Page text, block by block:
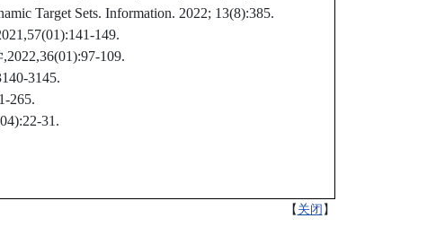
Target Sets. Information. 2022; 13(8):385.
149.
109.
3145.
265.
31.
【关闭】